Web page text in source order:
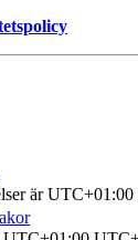
är UTC+01:00